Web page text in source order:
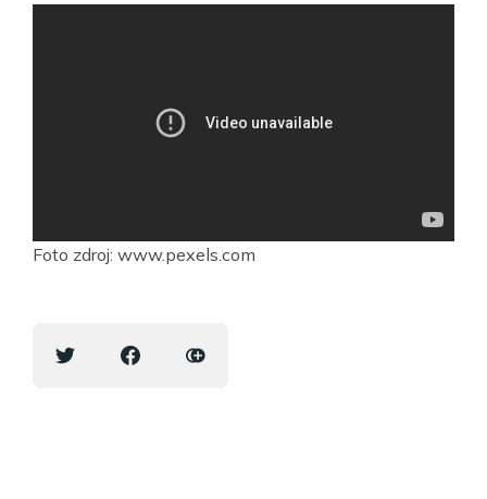
Foto zdroj: www.pexels.com